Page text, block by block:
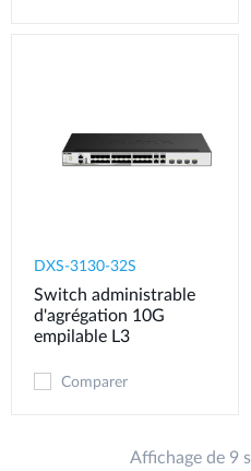
DXS-3130-32S
Switch administrable
d'agrégation 10G
empilable L3
Comparer
Affichage de 9